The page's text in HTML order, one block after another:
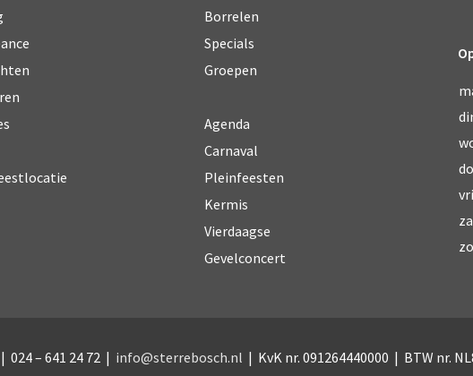
Borrelen
Specials
Groepen
Agenda
Carnaval
Pleinfeesten
Kermis
Vierdaagse
Gevelconcert
– 641 24 72 | info@sterrebosch.nl | KvK nr. 091264440000 | BTW nr.